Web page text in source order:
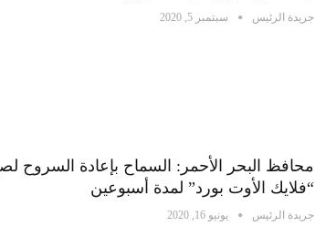
جريدة الرئيس سبتمبر 5, 2020
محافظ البحر الأحمر: السماح بإعادة السروح
“فلايك الأوت بورد” لمدة أسبوعين
جريدة الرئيس يونيو 16, 2020